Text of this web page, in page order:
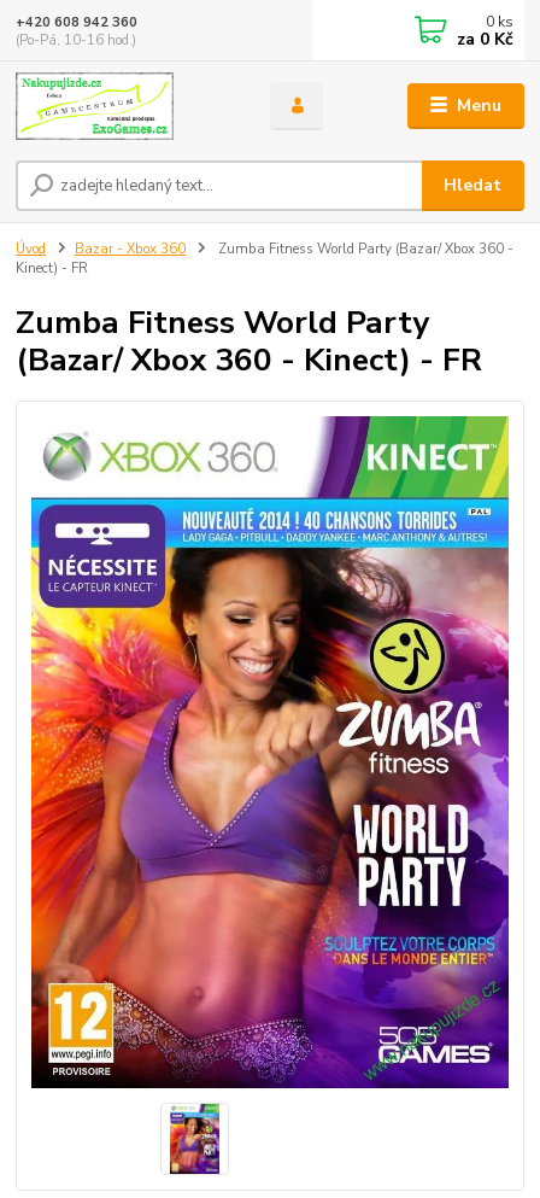
Menu
Hledat
+420 608 942 360
(Po-Pá, 10-16 hod.)
0 ks
za 0 Kč
Úvod Bazar - Xbox 360
Zumba Fitness World Party (Bazar/ Xbox 360 -
Kinect) - FR
Zumba Fitness World Party
(Bazar/ Xbox 360 - Kinect) - FR